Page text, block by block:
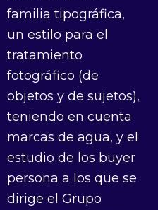
familia tipográfica,
un estilo para el
tratamiento
fotográfico (de
objetos y de sujetos),
teniendo en cuenta
marcas de agua, y el
estudio de los buyer
persona a los que se
dirige el Grupo